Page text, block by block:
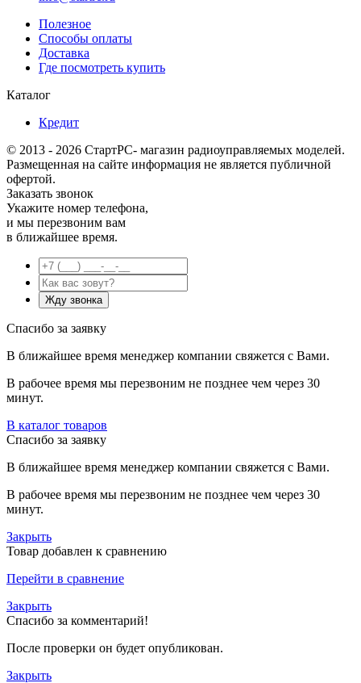
Полезное
Способы оплаты
Доставка
Где посмотреть купить
Каталог
Кредит
© 2013 - 2026 СтартРС- магазин радиоуправляемых моделей.
Размещенная на сайте информация не является публичной
офертой.
Заказать звонок
Укажите номер телефона,
и мы перезвоним вам
в ближайшее время.
Спасибо за заявку
В ближайшее время менеджер компании свяжется с Вами.
В рабочее время мы перезвоним не позднее чем через 30
минут.
В каталог товаров
Спасибо за заявку
В ближайшее время менеджер компании свяжется с Вами.
В рабочее время мы перезвоним не позднее чем через 30
минут.
Закрыть
Товар добавлен к сравнению
Перейти в сравнение
Закрыть
Спасибо за комментарий!
После проверки он будет опубликован.
Закрыть